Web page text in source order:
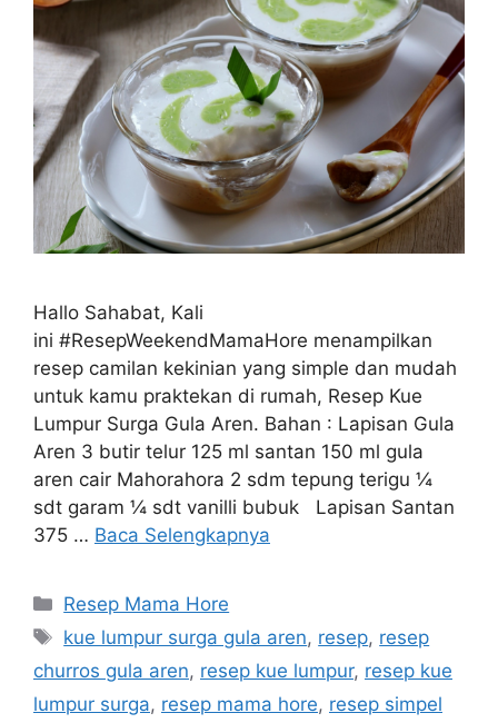
Hallo Sahabat, Kali
ini #ResepWeekendMamaHore menampilkan
resep camilan kekinian yang simple dan mudah
untuk kamu praktekan di rumah, Resep Kue
Lumpur Surga Gula Aren. Bahan : Lapisan Gula
Aren 3 butir telur 125 ml santan 150 ml gula
aren cair Mahorahora 2 sdm tepung terigu ¼
sdt garam ¼ sdt vanilli bubuk Lapisan Santan
375 … Baca Selengkapnya
Resep Mama Hore
kue lumpur surga gula aren, resep, resep
churros gula aren, resep kue lumpur, resep kue
lumpur surga, resep mama hore, resep simpel